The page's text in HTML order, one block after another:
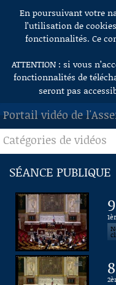
Aller au contenu
En poursuivant votre
l’utilisation de
fonctionnalités. Ce
ATTENTION : si vous
fonctionnalités de
seront pas
Portail vidéo de
ACCUEIL
EN DIRECT
À LA DEMANDE
RECHERCHE
AIDE À LA DÉCOUPE
DE VIDÉOS
Catégories de vidéos
SÉANCE PUBLIQUE
9
8